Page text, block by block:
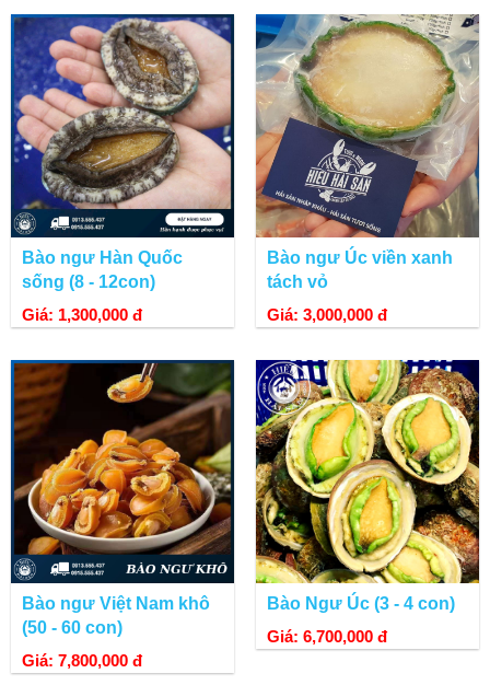
Bào ngư Hàn Quốc
sống (8 - 12con)
Giá: 1,300,000 đ
Bào ngư Úc viền xanh
tách vỏ
Giá: 3,000,000 đ
Bào ngư Việt Nam khô
(50 - 60 con)
Giá: 7,800,000 đ
Bào Ngư Úc (3 - 4 con)
Giá: 6,700,000 đ